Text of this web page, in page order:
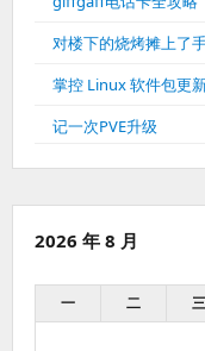
对楼下的烧烤摊上了
掌控 Linux 软件包更
记一次PVE升级
2026 年 8 月
一 二 三